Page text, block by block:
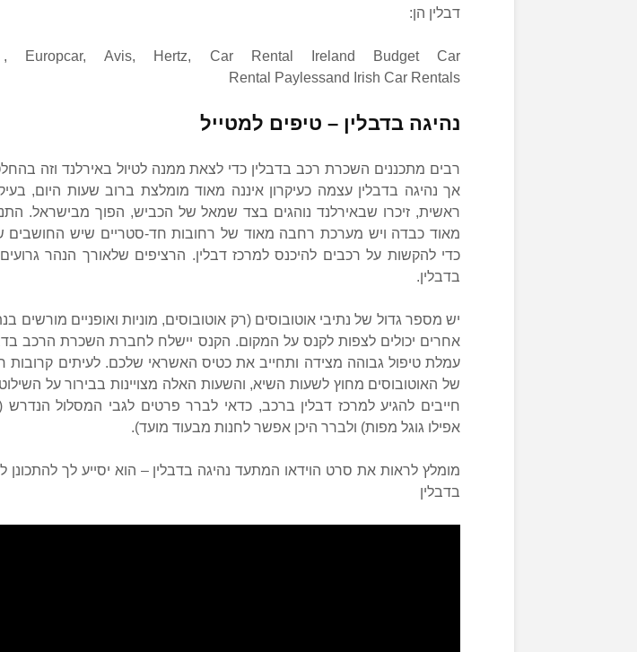
דבלין הן:
, Europcar, Avis, Hertz, Car Rental Ireland Budget Car
Rental Paylessand Irish Car Rentals
נהיגה בדבלין – טיפים למטייל
רבים מתכננים השכרת רכב בדבלין כדי לצאת ממנה לטיול באירלנד וזה
אך נהיגה בדבלין עצמה כעיקרון איננה מאוד מומלצת ברוב שעות היום,
ראשית, זיכרו שבאירלנד נוהגים בצד שמאל של הכביש, הפוך מבישראל.
מאוד כבדה ויש מערכת רחבה מאוד של רחובות חד-סטריים שיש החושבים
כדי להקשות על רכבים להיכנס למרכז דבלין. הרציפים שלאורך הנהר
בדבלין.
יש מספר גדול של נתיבי אוטובוסים (רק אוטובוסים, מוניות ואופניים מורשים
אחרים יכולים לצפות לקנס על המקום. הקנס יישלח לחברת השכרת הרכב
עמלת טיפול גבוהה מצידה ותחייב את כטיס האשראי שלכם. לעיתים קרובות
של האוטובוסים מחוץ לשעות השיא, והשעות האלה מצויינות בבירור על
אפילו גוגל מפות) ולברר היכן אפשר לחנות מבעוד מועד).
מומלץ לראות את סרט הוידאו המתעד נהיגה בדבלין – הוא יסייע לך להתכונן
בדבלין